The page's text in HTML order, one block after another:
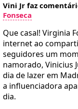
Vini Jr faz
Fonseca
Que casal! Virginia
internet ao
seguidores um
namorado, Vinicius
dia de lazer em
a influenciadora
dia.